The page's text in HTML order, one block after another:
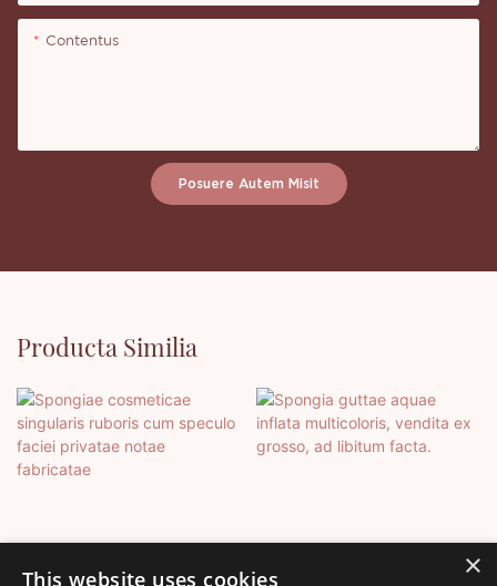
Contentus
Posuere Autem Misit
Producta Similia
×
This website uses cookies